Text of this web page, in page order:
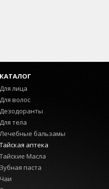
КАТАЛОГ
Для лица
Для волос
Дезодоранты
Для тела
Лечебные бальзамы
Тайская аптека
Тайские Масла
Зубная паста
Чаи